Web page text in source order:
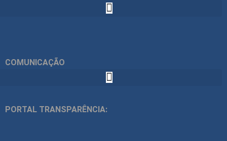
COMUNICAÇÃO
PORTAL TRANSPARÊNCIA: